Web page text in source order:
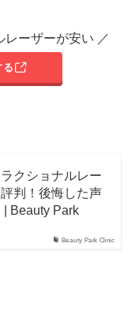
レーザーが安い ／
Beauty Park Clinic
クショナルレー
判！後悔した声
| Beauty Park